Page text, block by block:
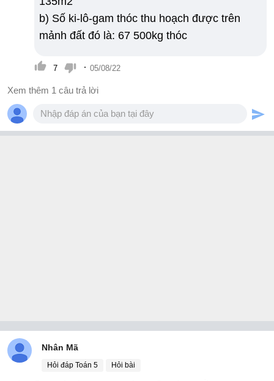
b) Số ki-lô-gam thóc thu hoạch được trên
mảnh đất đó là: 67 500kg thóc
7 · 05/08/22
Xem thêm 1 câu trả lời
Nhân Mã
Hỏi đáp Toán 5 Hỏi bài